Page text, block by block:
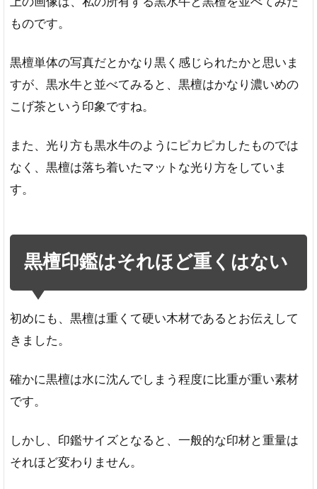
ものです。
黒檀単体の写真だとかなり黒く感じられたかと思いま
すが、黒水牛と並べてみると、黒檀はかなり濃いめの
こげ茶という印象ですね。
また、光り方も黒水牛のようにピカピカしたものでは
なく、黒檀は落ち着いたマットな光り方をしていま
す。
黒檀印鑑はそれほど重くはない
初めにも、黒檀は重くて硬い木材であるとお伝えして
きました。
確かに黒檀は水に沈んでしまう程度に比重が重い素材
です。
しかし、印鑑サイズとなると、一般的な印材と重量は
それほど変わりません。